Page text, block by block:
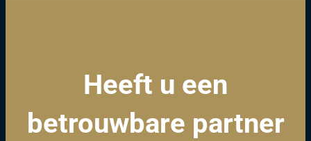
Heeft u een
betrouwbare partner